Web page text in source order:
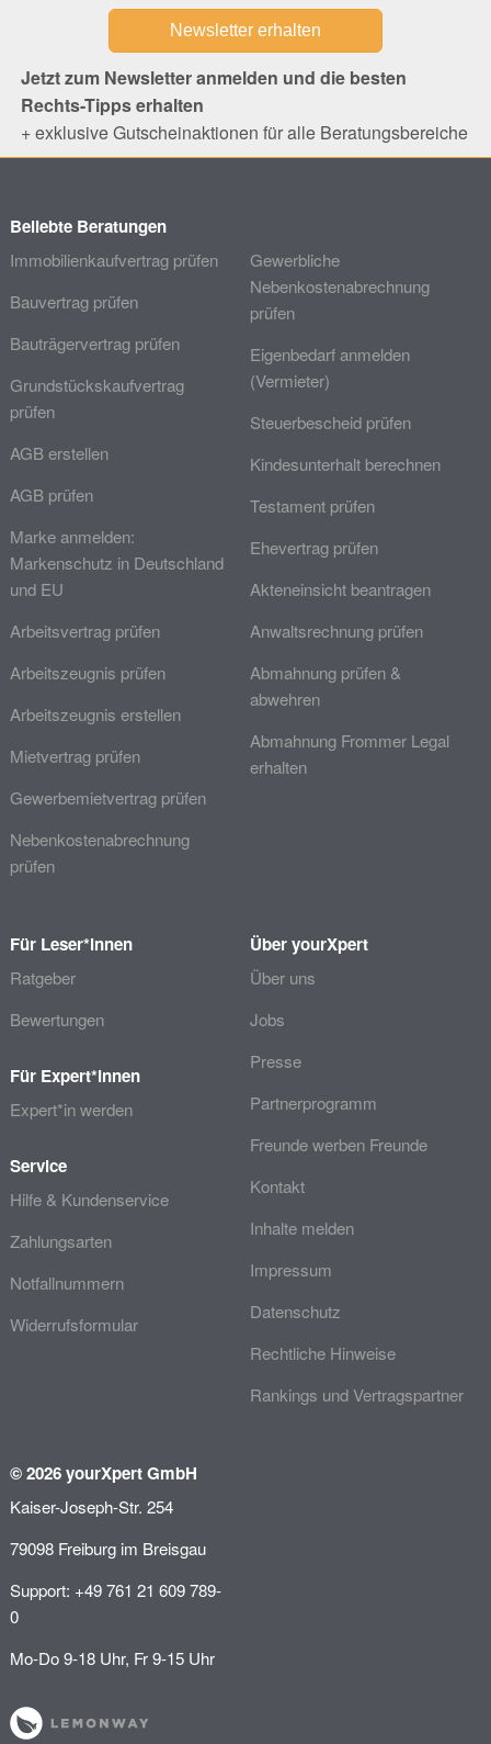
Jetzt zum Newsletter anmelden und die besten
Rechts-Tipps erhalten
+ exklusive Gutscheinaktionen für alle Beratungsbereiche
Beliebte Beratungen
Immobilienkaufvertrag prüfen
Bauvertrag prüfen
Bauträgervertrag prüfen
Grundstückskaufvertrag
prüfen
AGB erstellen
AGB prüfen
Marke anmelden:
Markenschutz in Deutschland
und EU
Arbeitsvertrag prüfen
Arbeitszeugnis prüfen
Arbeitszeugnis erstellen
Mietvertrag prüfen
Gewerbemietvertrag prüfen
Nebenkostenabrechnung
prüfen
Gewerbliche
Nebenkostenabrechnung
prüfen
Eigenbedarf anmelden
(Vermieter)
Steuerbescheid prüfen
Kindesunterhalt berechnen
Testament prüfen
Ehevertrag prüfen
Akteneinsicht beantragen
Anwaltsrechnung prüfen
Abmahnung prüfen &
abwehren
Abmahnung Frommer Legal
erhalten
Für Leser*innen
Ratgeber
Bewertungen
Für Expert*innen
Expert*in werden
Service
Hilfe & Kundenservice
Zahlungsarten
Notfallnummern
Widerrufsformular
Über yourXpert
Über uns
Jobs
Presse
Partnerprogramm
Freunde werben Freunde
Kontakt
Inhalte melden
Impressum
Datenschutz
Rechtliche Hinweise
Rankings und Vertragspartner
© 2026 yourXpert GmbH
Kaiser-Joseph-Str. 254
79098 Freiburg im Breisgau
Support: +49 761 21 609 789-
0
Mo-Do 9-18 Uhr, Fr 9-15 Uhr